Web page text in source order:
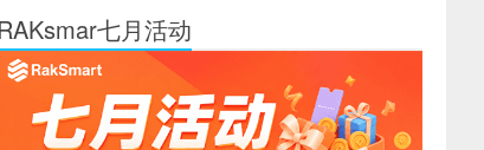
七月活动